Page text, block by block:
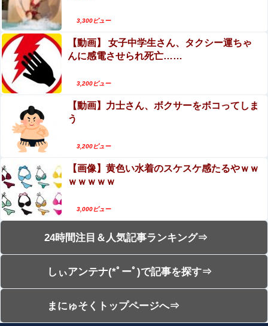
3,300ビュー
【動画】 女子中学生さん、タクシー運ちゃ
んに感電させられ死亡……
3,200ビュー
【動画】力士さん、ボクサーをボコってしま
う
3,200ビュー
【画像】黄色い水着のスケスケ感たるやｗｗ
ｗｗｗｗｗ
3,000ビュー
24時間注目＆人気記事ランキング⇒
しぃアンテナ(*ﾟーﾟ)で記事を探す⇒
まにゅそくトップページへ⇒